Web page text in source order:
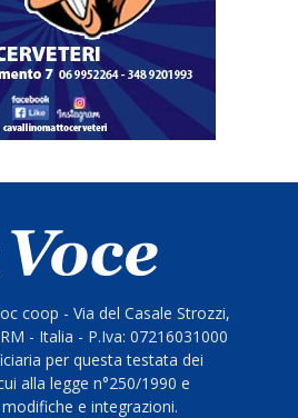
coop - Via del Casale Strozzi,
- Italia - P.Iva: 07216031000
per questa testata dei
alla legge n°250/1990 e
e integrazioni.